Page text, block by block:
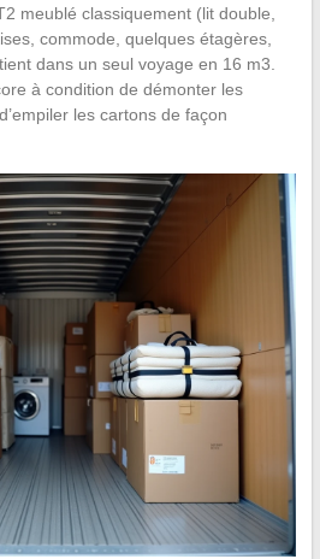
meublé classiquement (lit double,
commode, quelques étagères,
dans un seul voyage en 16 m3.
à condition de démonter les
les cartons de façon